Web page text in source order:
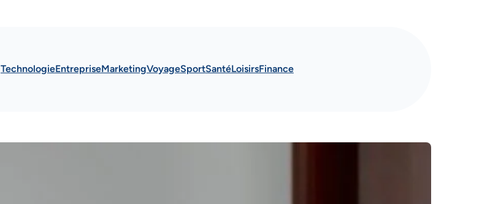
TechnologieEntrepriseMarketingVoyageSportSantéLoisirsFinance